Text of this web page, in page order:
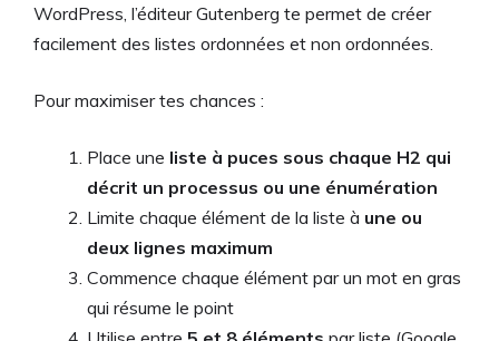
WordPress, l’éditeur Gutenberg te permet de créer
facilement des listes ordonnées et non ordonnées.
Pour maximiser tes chances :
Place une liste à puces sous chaque H2 qui
décrit un processus ou une énumération
Limite chaque élément de la liste à une ou
deux lignes maximum
Commence chaque élément par un mot en gras
qui résume le point